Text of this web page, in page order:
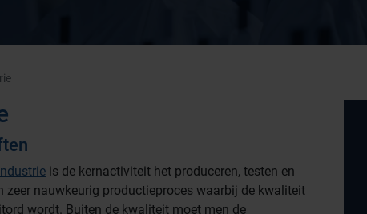
is de kernactiviteit het produceren, testen en
zeer nauwkeurig productieproces waarbij de kwaliteit
wordt. Buiten de kwaliteit moet men de